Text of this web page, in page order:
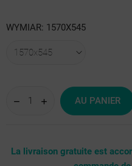
WYMIAR: 1570X545
AU PANIER
La livraison gratuite est